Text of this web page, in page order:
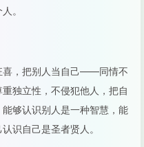
。
，把别人当自己——同情不
独立性，不侵犯他人，把自
够认识别人是一种智慧，能
识自己是圣者贤人。